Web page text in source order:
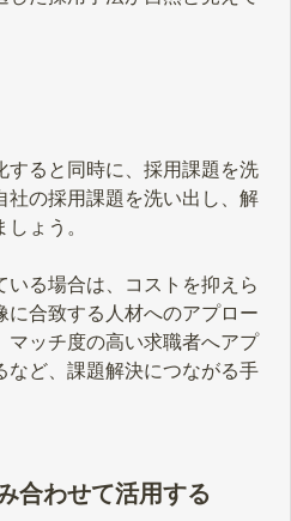
すると同時に、採用課題を洗
社の採用課題を洗い出し、解
ょう。
る場合は、コストを抑えら
に合致する人材へのアプロー
マッチ度の高い求職者へアプ
など、課題解決につながる手
合わせて活用する